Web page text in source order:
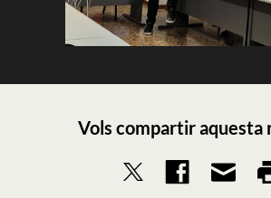
Vols compartir aquesta